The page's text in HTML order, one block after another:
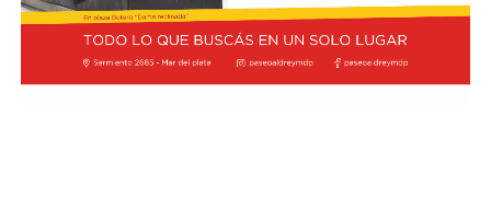
Desde el arranque del segundo semestre, River quedó
eliminado de la Copa Argentina tras perder 3-1 contra
Aldosivi y cayó por 1-0 en el inicio del Clausura